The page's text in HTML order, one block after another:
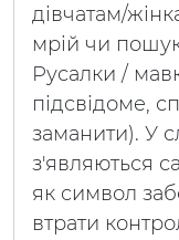
дівчатам/
мрій чи
Русалки /
підсвідоме,
заманити). У
з'являються
як символ
втрати